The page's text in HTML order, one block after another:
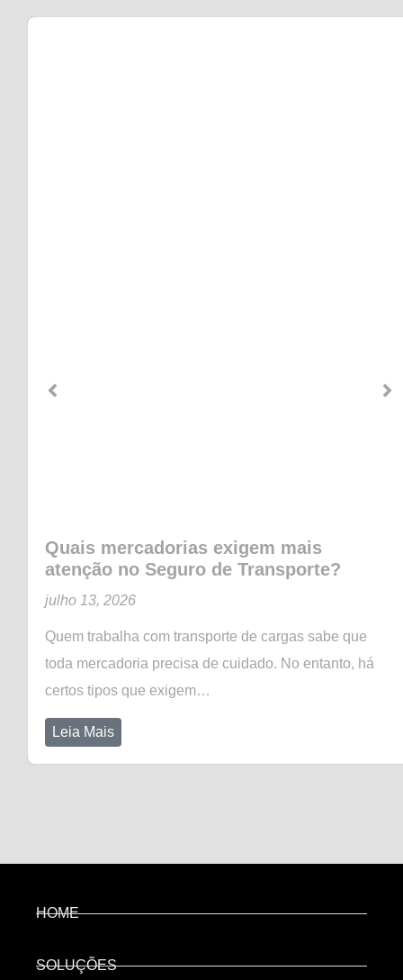
Quais mercadorias exigem mais
atenção no Seguro de Transporte?
julho 13, 2026
Quem trabalha com transporte de cargas sabe que
toda mercadoria precisa de cuidado. No entanto, há
certos tipos que exigem…
Leia Mais
HOME
SOLUÇÕES